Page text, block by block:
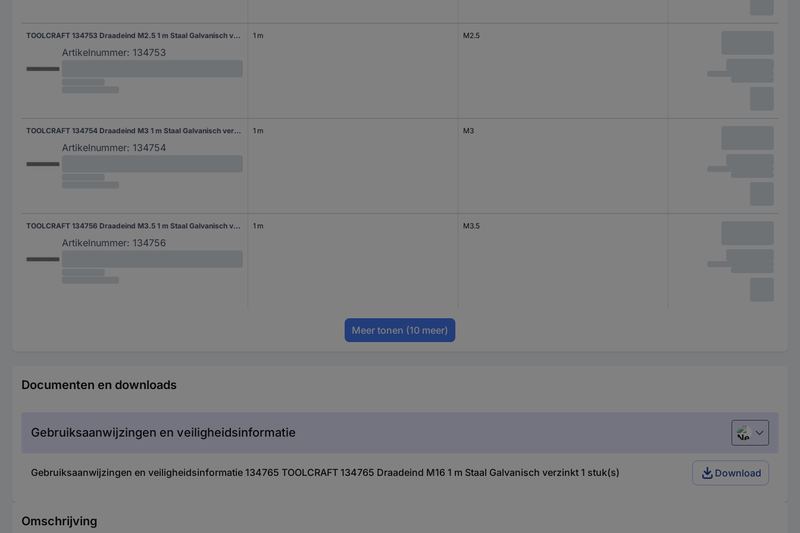
TOOLCRAFT 134753 Draadeind M2.5 1 m Staal Galvanisch verzinkt 1 stuk(s)
Artikelnummer: 134753
1 m M2.5
TOOLCRAFT 134754 Draadeind M3 1 m Staal Galvanisch verzinkt 1 stuk(s)
Artikelnummer: 134754
1 m M3
TOOLCRAFT 134756 Draadeind M3.5 1 m Staal Galvanisch verzinkt 1 stuk(s)
Artikelnummer: 134756
1 m M3.5
Meer tonen (10 meer)
Documenten en downloads
Gebruiksaanwijzingen en veiligheidsinformatie Nederlands
Gebruiksaanwijzingen en veiligheidsinformatie 134765 TOOLCRAFT 134765 Draadeind M16 1 m Staal Galvanisch verzinkt 1 stuk(s) Download
Omschrijving